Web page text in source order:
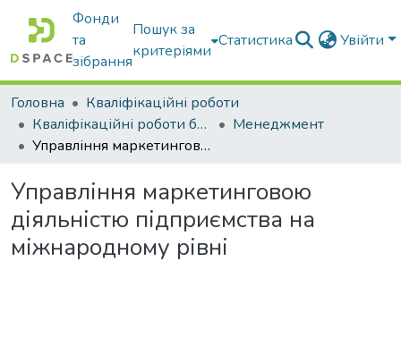
Фонди
та
зібрання
Пошук за
критеріями
Статистика Увійти
Головна
Кваліфікаційні роботи
Кваліфікаційні роботи бакалаврів
Менеджмент
Управління маркетинговою діяльністю підприємства на міжнародному рівні
Управління маркетинговою
діяльністю підприємства на
міжнародному рівні